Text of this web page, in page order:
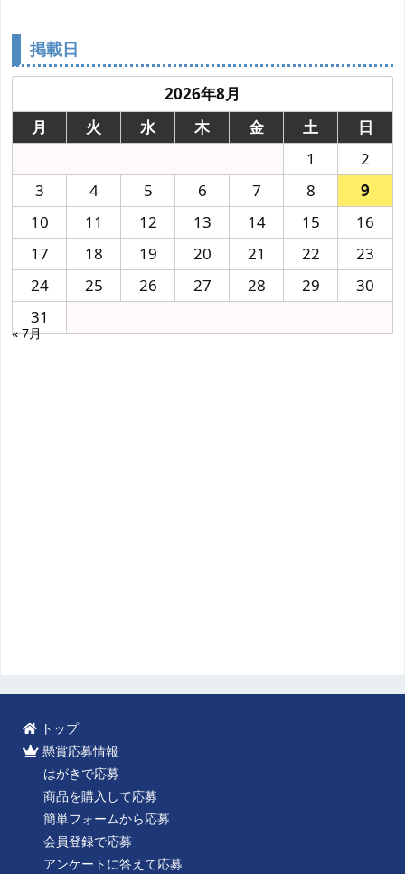
掲載日
2026年8月
月
火 水 木 金 土
日
1
2
3
4 5 6 7 8
9
10
11 12 13 14 15
16
17
18 19 20 21 22
23
24
25 26 27 28 29
30
31
« 7月
トップ
懸賞応募情報
はがきで応募
商品を購入して応募
簡単フォームから応募
会員登録で応募
アンケートに答えて応募